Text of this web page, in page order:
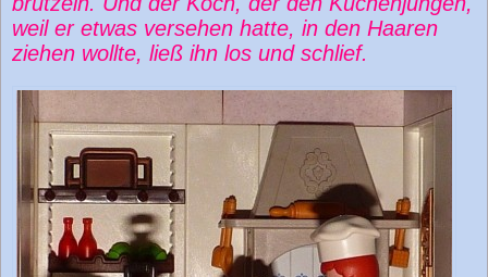
weil er etwas versehen hatte, in den Haaren
ziehen wollte, ließ ihn los und schlief.